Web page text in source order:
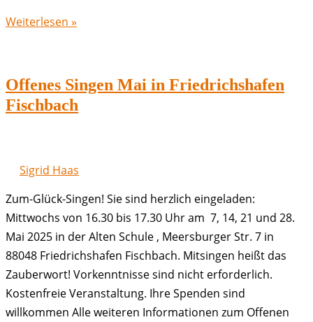
Offenes
in
Friedrichshafen
Fischbach
Weiterlesen »
Offenes Singen Mai in Friedrichshafen
Fischbach
Sigrid Haas
Zum-Glück-Singen! Sie sind herzlich eingeladen:
Mittwochs von 16.30 bis 17.30 Uhr am 7, 14, 21 und 28.
Mai 2025 in der Alten Schule , Meersburger Str. 7 in
88048 Friedrichshafen Fischbach. Mitsingen heißt das
Zauberwort! Vorkenntnisse sind nicht erforderlich.
Kostenfreie Veranstaltung. Ihre Spenden sind
willkommen Alle weiteren Informationen zum Offenen